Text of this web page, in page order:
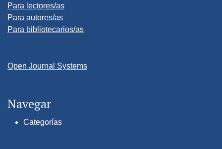
Para lectores/as
Para autores/as
Para bibliotecarios/as
Open Journal Systems
Navegar
Categorías